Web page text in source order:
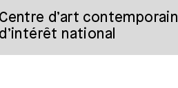
Centre d’art contemporain
d’intérêt national